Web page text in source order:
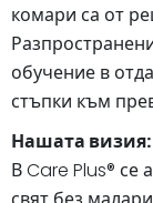
комари са от
обучение в
стъпки към
Нашата визия:
В Care Plus® се